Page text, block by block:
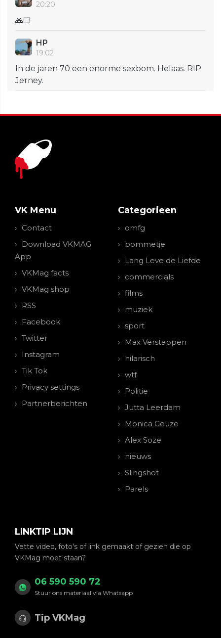
20:20
🙏🏻
HP
19:02
In de jaren 70 een enorme sexbom. Helaas. RIP
Jerney.
VK Menu
Contact
Download VKMAG
App
VKMag facts
VKMag shop
RSS
Facebook
Twitter
Instagram
Tik Tok
Privacy settings
Partnerberichten
Categorieen
omfg
bommetje
Lang Leve de Liefde
commercials
films
muziek
sport
Max Verstappen
hilarisch
wtf
Politie
Jutta Leerdam
Monica Geuze
Alex Soze
nieuws
Slingshot
Parels
LINKTIP LIJN
Vette video, foto's of link gemaakt of gezien die op
VKMag moet staan?
06 590 590 72
Stuur ons materiaal via Whatsapp
Tip VKMag